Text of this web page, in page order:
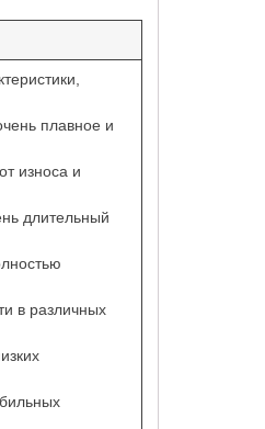
плавное и
износа и
длительный
в различных